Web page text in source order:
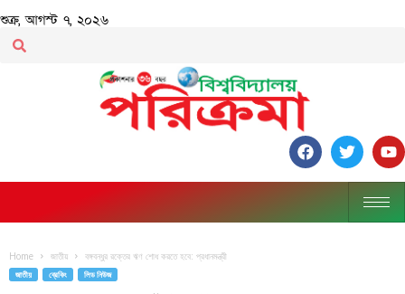
শুক্র, আগস্ট ৭, ২০২৬
Home জাতীয় বঙ্গবন্ধুর রক্তের ঋণ শোধ করতে হবে: প্রধানমন্ত্রী
জাতীয় ব্রেকিং লিড নিউজ